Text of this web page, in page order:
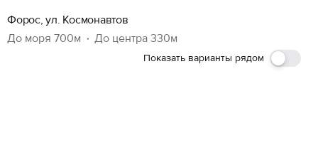
Форос, ул. Космонавтов
До моря 700м
До центра 330м
Показать варианты рядом
Войти с помощью